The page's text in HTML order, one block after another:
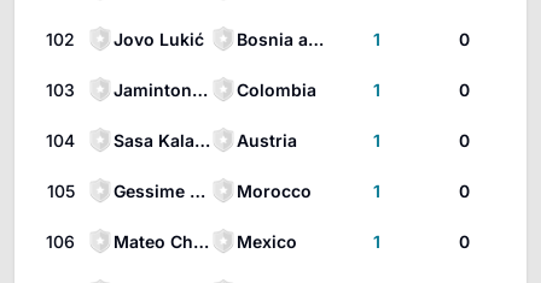
102 Jovo Lukić Bosnia and Herzegovina 1 0
103 Jaminton Campaz Colombia 1 0
104 Sasa Kalajdzic Austria 1 0
105 Gessime Yassine Morocco 1 0
106 Mateo Chávez Mexico 1 0